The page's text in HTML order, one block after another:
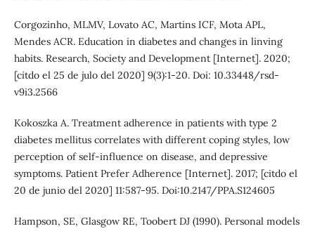
Corgozinho, MLMV, Lovato AC, Martins ICF, Mota APL,
Mendes ACR. Education in diabetes and changes in linving
habits. Research, Society and Development [Internet]. 2020;
[citdo el 25 de julo del 2020] 9(3):1-20. Doi: 10.33448/rsd-
v9i3.2566
Kokoszka A. Treatment adherence in patients with type 2
diabetes mellitus correlates with different coping styles, low
perception of self-influence on disease, and depressive
symptoms. Patient Prefer Adherence [Internet]. 2017; [citdo el
20 de junio del 2020] 11:587-95. Doi:10.2147/PPA.S124605
Hampson, SE, Glasgow RE, Toobert DJ (1990). Personal models